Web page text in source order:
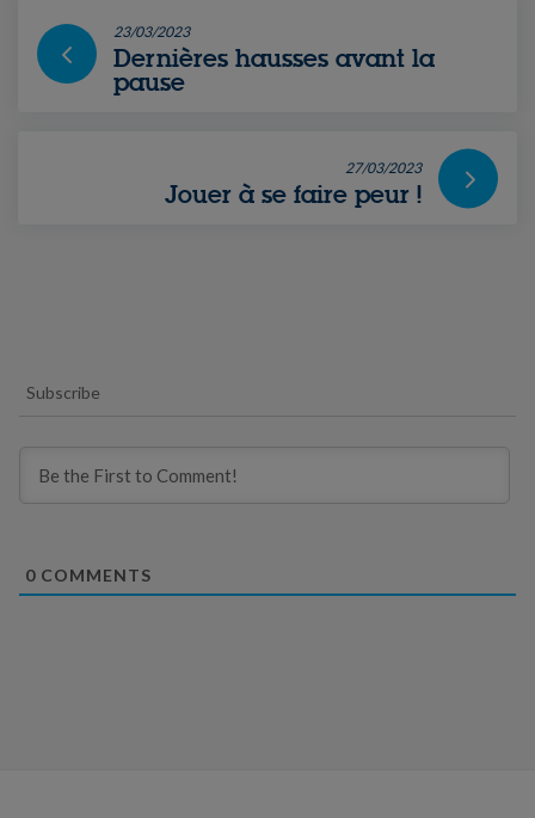
23/03/2023
Dernières hausses avant la
pause
27/03/2023
Jouer à se faire peur !
Subscribe
0 COMMENTS